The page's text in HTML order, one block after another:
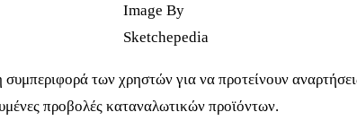
Image By
Sketchepedia
των χρηστών για να προτείνουν
προβολές καταναλωτικών προϊόντων.